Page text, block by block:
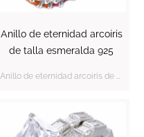
Anillo de eternidad arcoíris
de talla esmeralda 925
Anillo de eternidad arcoíris de talla esmeralda 925 chapado en rodio sobre plata de ley